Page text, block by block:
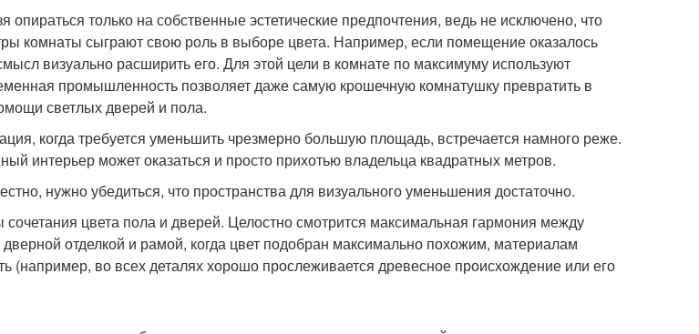
опираться только на собственные эстетические предпочтения, ведь не исключено, что
комнаты сыграют свою роль в выборе цвета. Например, если помещение оказалось
визуально расширить его. Для этой цели в комнате по максимуму используют
промышленность позволяет даже самую крошечную комнатушку превратить в
светлых дверей и пола.
когда требуется уменьшить чрезмерно большую площадь, встречается намного реже.
интерьер может оказаться и просто прихотью владельца квадратных метров.
нужно убедиться, что пространства для визуального уменьшения достаточно.
сочетания цвета пола и дверей. Целостно смотрится максимальная гармония между
отделкой и рамой, когда цвет подобран максимально похожим, материалам
(например, во всех деталях хорошо прослеживается древесное происхождение или его